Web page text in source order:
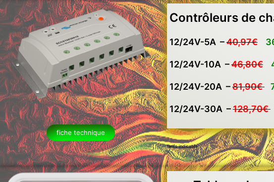
fiche technique
Contrôleurs de
12/24V-5A –40,97€
12/24V-10A –46,80€
12/24V-20A –81,90€
12/24V-30A –128,70€
tarifs indicatifs